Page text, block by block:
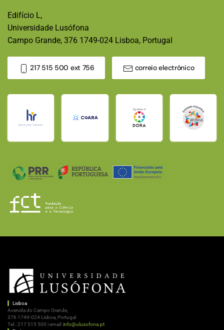
Edifício L,
Universidade Lusófona
Campo Grande, 376 1749-024 Lisboa, Portugal
217 515 500 ext 756 correio electrónico
Lisboa
Avenida do Campo Grande,
376 1749-024 Lisboa, Portugal
Tel.:217 515 500 | email:info@ulusofona.pt